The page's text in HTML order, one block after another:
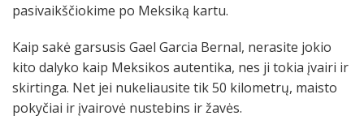
pasivaikščiokime po Meksiką kartu.
Kaip sakė garsusis Gael Garcia Bernal, nerasite jokio
kito dalyko kaip Meksikos autentika, nes ji tokia įvairi ir
skirtinga. Net jei nukeliausite tik 50 kilometrų, maisto
pokyčiai ir įvairovė nustebins ir žavės.